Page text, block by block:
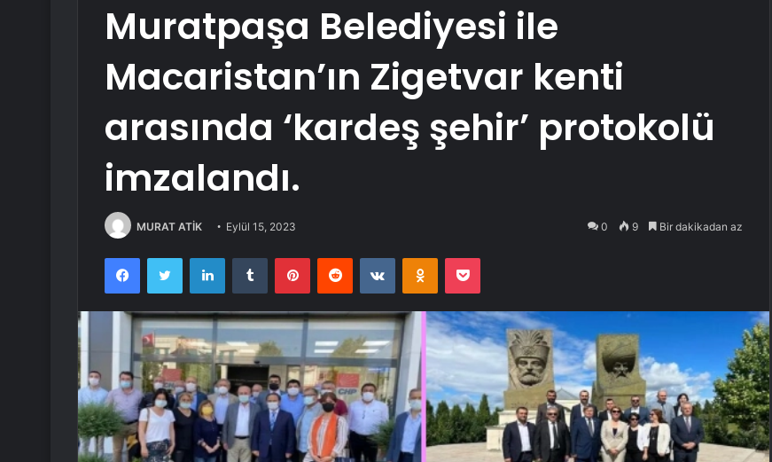
Muratpaşa Belediyesi ile
Macaristan’ın Zigetvar kenti
arasında ‘kardeş şehir’ protokolü
imzalandı.
MURAT ATİK Eylül 15, 2023 0 9 Bir dakikadan az
FacebookTwitter LinkedInTumblr PinterestReddit VKontakteOdnoklassniki
Pocket